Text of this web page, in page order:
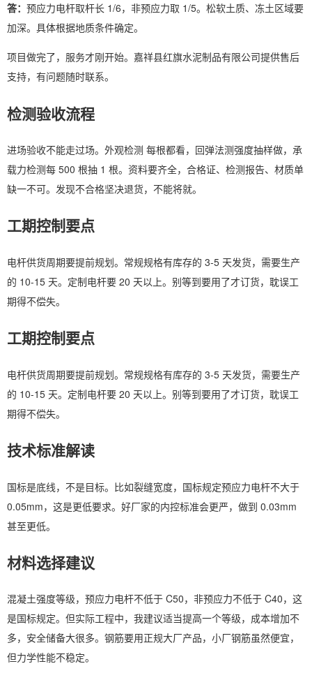
答： 预应力电杆取杆长 1/6，非预应力取 1/5。松软土质、冻土区域要
加深。具体根据地质条件确定。
项目做完了，服务才刚开始。嘉祥县红旗水泥制品有限公司提供售后
支持，有问题随时联系。
检测验收流程
进场验收不能走过场。外观检测 每根都看，回弹法测强度抽样做，承
载力检测每 500 根抽 1 根。资料要齐全，合格证、检测报告、材质单
缺一不可。发现不合格坚决退货，不能将就。
工期控制要点
电杆供货周期要提前规划。常规规格有库存的 3-5 天发货，需要生产
的 10-15 天。定制电杆要 20 天以上。别等到要用了才订货，耽误工
期得不偿失。
工期控制要点
电杆供货周期要提前规划。常规规格有库存的 3-5 天发货，需要生产
的 10-15 天。定制电杆要 20 天以上。别等到要用了才订货，耽误工
期得不偿失。
技术标准解读
国标是底线，不是目标。比如裂缝宽度，国标规定预应力电杆不大于
0.05mm，这是更低要求。好厂家的内控标准会更严，做到 0.03mm
甚至更低。
材料选择建议
混凝土强度等级，预应力电杆不低于 C50，非预应力不低于 C40，这
是国标规定。但实际工程中，我建议适当提高一个等级，成本增加不
多，安全储备大很多。钢筋要用正规大厂产品，小厂钢筋虽然便宜，
但力学性能不稳定。